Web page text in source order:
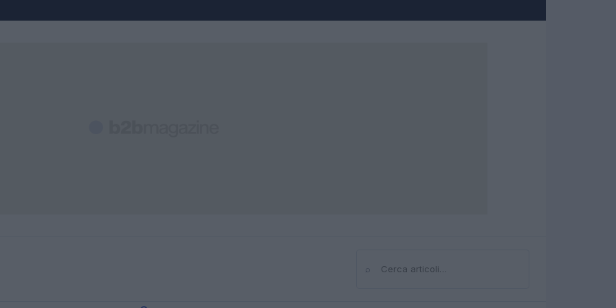
⌕Cerca